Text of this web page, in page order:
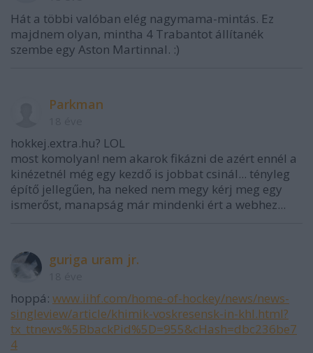
Hát a többi valóban elég nagymama-mintás. Ez
majdnem olyan, mintha 4 Trabantot állítanék
szembe egy Aston Martinnal. :)
Parkman
hokkej.extra.hu? LOL
most komolyan! nem akarok fikázni de azért ennél a
kinézetnél még egy kezdő is jobbat csinál... tényleg
építő jellegűen, ha neked nem megy kérj meg egy
ismerőst, manapság már mindenki ért a webhez...
guriga uram jr.
hoppá: www.iihf.com/home-of-hockey/news/news-
singleview/article/khimik-voskresensk-in-khl.html?
tx_ttnews%5BbackPid%5D=955&cHash=dbc236be7
4